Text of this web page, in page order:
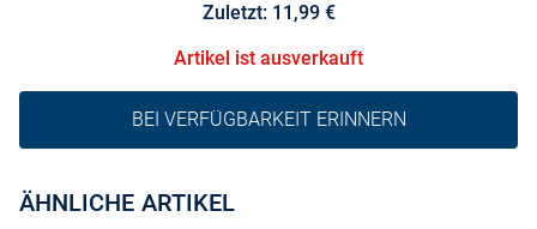
Zuletzt: 11,99 €
Artikel ist ausverkauft
BEI VERFÜGBARKEIT ERINNERN
ÄHNLICHE ARTIKEL